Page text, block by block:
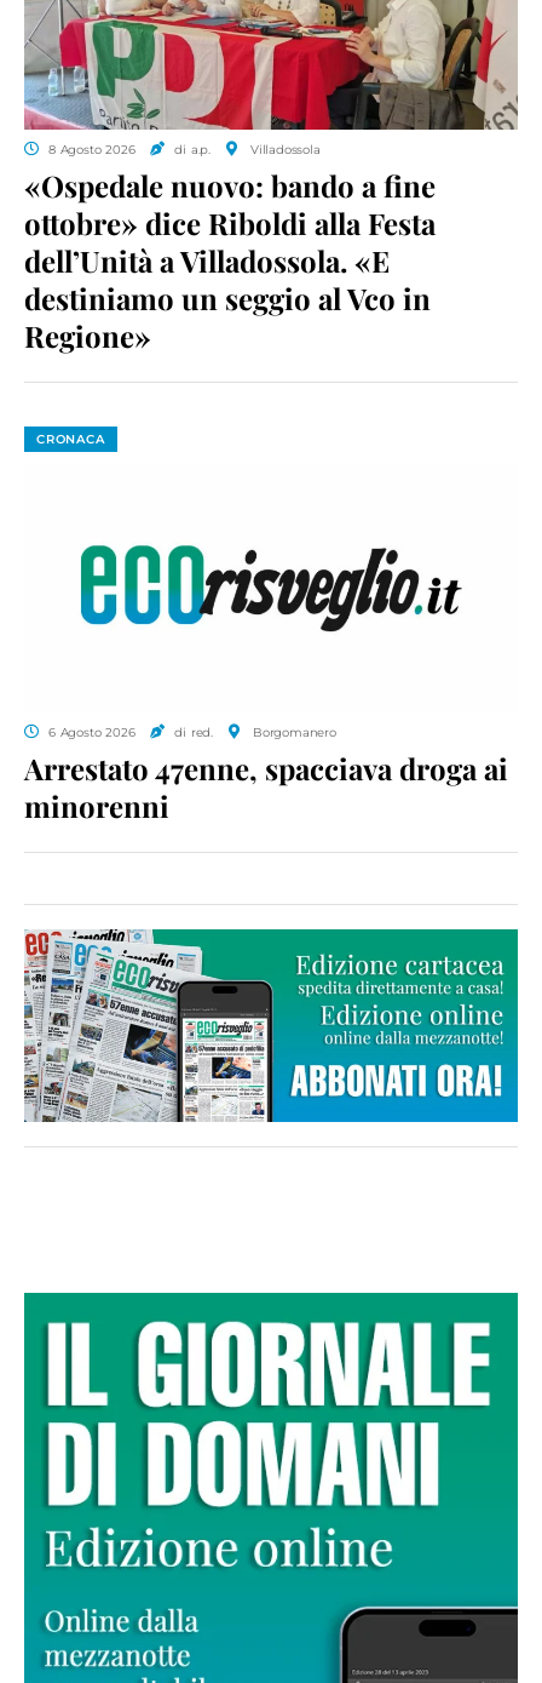
8 Agosto 2026 di a.p. Villadossola
«Ospedale nuovo: bando a fine
ottobre» dice Riboldi alla Festa
dell’Unità a Villadossola. «E
destiniamo un seggio al Vco in
Regione»
CRONACA
6 Agosto 2026 di red. Borgomanero
Arrestato 47enne, spacciava droga ai
minorenni